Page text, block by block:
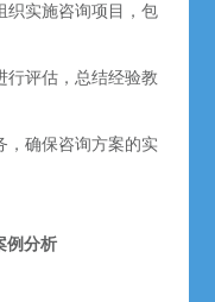
织实施咨询项目，包
行评估，总结经验教
，确保咨询方案的实
例分析